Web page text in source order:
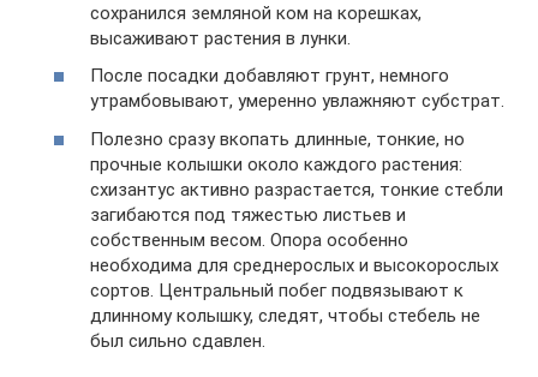
сохранился земляной ком на корешках,
высаживают растения в лунки.
После посадки добавляют грунт, немного
утрамбовывают, умеренно увлажняют субстрат.
Полезно сразу вкопать длинные, тонкие, но
прочные колышки около каждого растения:
схизантус активно разрастается, тонкие стебли
загибаются под тяжестью листьев и
собственным весом. Опора особенно
необходима для среднерослых и высокорослых
сортов. Центральный побег подвязывают к
длинному колышку, следят, чтобы стебель не
был сильно сдавлен.